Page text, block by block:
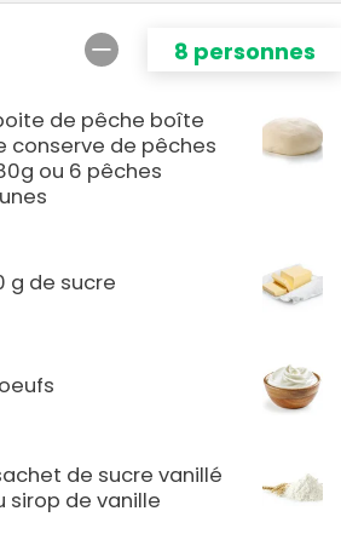
8 personnes
de pêche boîte
conserve de pêches
ou 6 pêches
g de sucre
de sucre vanillé
sirop de vanille